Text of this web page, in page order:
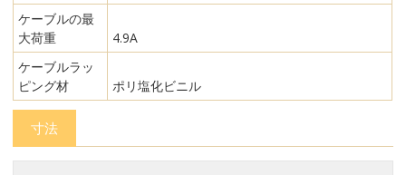
ケーブルの最
大荷重
4.9A
ケーブルラッ
ピング材
ポリ塩化ビニル
寸法